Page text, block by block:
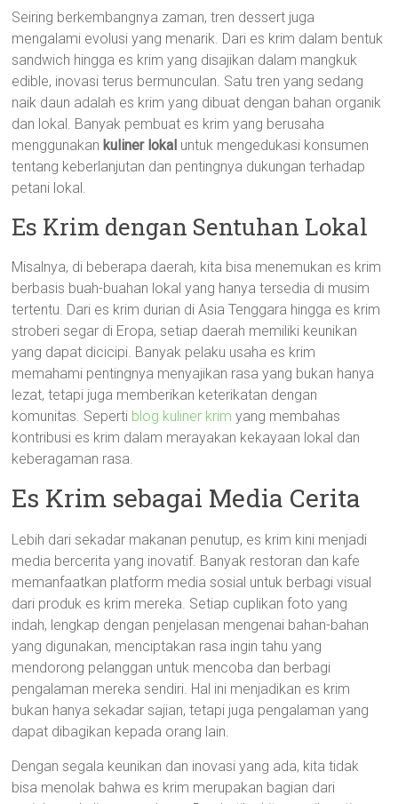
Seiring berkembangnya zaman, tren dessert juga
mengalami evolusi yang menarik. Dari es krim dalam bentuk
sandwich hingga es krim yang disajikan dalam mangkuk
edible, inovasi terus bermunculan. Satu tren yang sedang
naik daun adalah es krim yang dibuat dengan bahan organik
dan lokal. Banyak pembuat es krim yang berusaha
menggunakan kuliner lokal untuk mengedukasi konsumen
tentang keberlanjutan dan pentingnya dukungan terhadap
petani lokal.
Es Krim dengan Sentuhan Lokal
Misalnya, di beberapa daerah, kita bisa menemukan es krim
berbasis buah-buahan lokal yang hanya tersedia di musim
tertentu. Dari es krim durian di Asia Tenggara hingga es krim
stroberi segar di Eropa, setiap daerah memiliki keunikan
yang dapat dicicipi. Banyak pelaku usaha es krim
memahami pentingnya menyajikan rasa yang bukan hanya
lezat, tetapi juga memberikan keterikatan dengan
komunitas. Seperti blog kuliner krim yang membahas
kontribusi es krim dalam merayakan kekayaan lokal dan
keberagaman rasa.
Es Krim sebagai Media Cerita
Lebih dari sekadar makanan penutup, es krim kini menjadi
media bercerita yang inovatif. Banyak restoran dan kafe
memanfaatkan platform media sosial untuk berbagi visual
dari produk es krim mereka. Setiap cuplikan foto yang
indah, lengkap dengan penjelasan mengenai bahan-bahan
yang digunakan, menciptakan rasa ingin tahu yang
mendorong pelanggan untuk mencoba dan berbagi
pengalaman mereka sendiri. Hal ini menjadikan es krim
bukan hanya sekadar sajian, tetapi juga pengalaman yang
dapat dibagikan kepada orang lain.
Dengan segala keunikan dan inovasi yang ada, kita tidak
bisa menolak bahwa es krim merupakan bagian dari